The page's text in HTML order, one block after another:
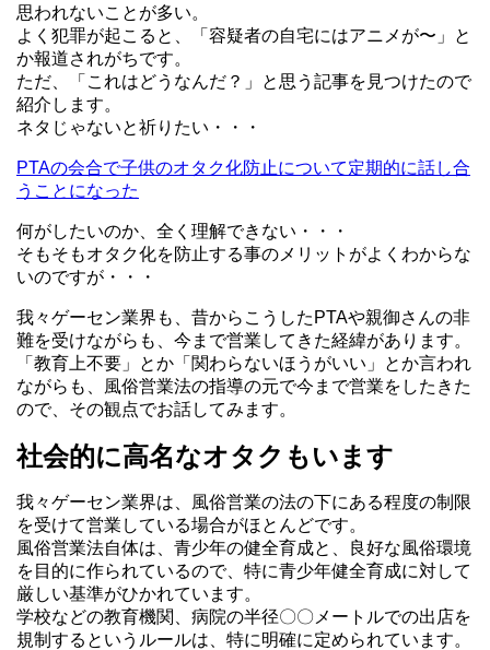
思われないことが多い。
よく犯罪が起こると、「容疑者の自宅にはアニメが〜」と
か報道されがちです。
ただ、「これはどうなんだ？」と思う記事を見つけたので
紹介します。
ネタじゃないと祈りたい・・・
PTAの会合で子供のオタク化防止について定期的に話し合
うことになった
何がしたいのか、全く理解できない・・・
そもそもオタク化を防止する事のメリットがよくわからな
いのですが・・・
我々ゲーセン業界も、昔からこうしたPTAや親御さんの非
難を受けながらも、今まで営業してきた経緯があります。
「教育上不要」とか「関わらないほうがいい」とか言われ
ながらも、風俗営業法の指導の元で今まで営業をしたきた
ので、その観点でお話してみます。
社会的に高名なオタクもいます
我々ゲーセン業界は、風俗営業の法の下にある程度の制限
を受けて営業している場合がほとんどです。
風俗営業法自体は、青少年の健全育成と、良好な風俗環境
を目的に作られているので、特に青少年健全育成に対して
厳しい基準がひかれています。
学校などの教育機関、病院の半径〇〇メートルでの出店を
規制するというルールは、特に明確に定められています。